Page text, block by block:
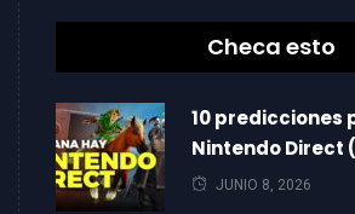
Checa esto
10 predicciones
Nintendo Direct
JUNIO 8, 2026